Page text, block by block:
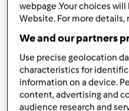
Variante Molho de
webpage .Your choices
Website. For more details,
We and our partners
Use precise geolocation
characteristics for
information on a device.
content, advertising and
audience research and